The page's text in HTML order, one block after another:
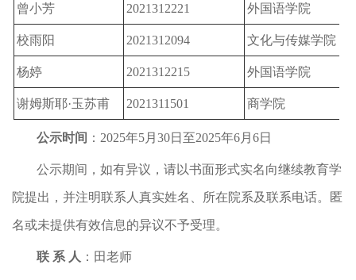
曾小芳 2021312221 外国语学院
校雨阳 2021312094 文化与传媒学院
杨婷 2021312215 外国语学院
谢姆斯耶·玉苏甫 2021311501 商学院
公示时间 ：2025年5月30日至2025年6月6日
公示期间，如有异议，请以书面形式实名向继续教育学
院提出，并注明联系人真实姓名、所在院系及联系电话。匿
名或未提供有效信息的异议不予受理。
联 系 人 ：田老师